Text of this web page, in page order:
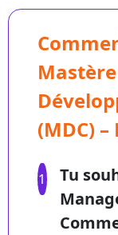
(MDC)
1
Tu